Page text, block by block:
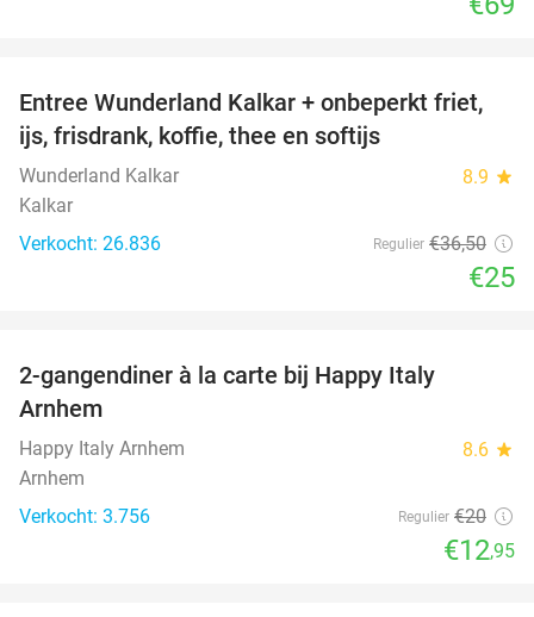
32%
Entree Wunderland Kalkar + onbeperkt friet,
ijs, frisdrank, koffie, thee en softijs
Wunderland Kalkar 8.9 star
Kalkar
Verkocht: 26.836
Regulier €36,50
€25
2-gangendiner à la carte bij Happy Italy
Arnhem
Happy Italy Arnhem 8.6 star
Arnhem
Verkocht: 3.756
Regulier €20
€12,95